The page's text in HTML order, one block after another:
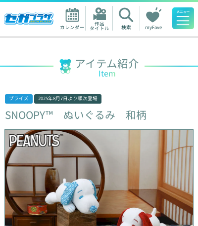
カレンダー 作品
タイトル 検索 myFave
人気ワード
アイテム紹介
Item
プライズ 2025年8月7日 より順次登場
SNOOPY™ ぬいぐるみ 和柄